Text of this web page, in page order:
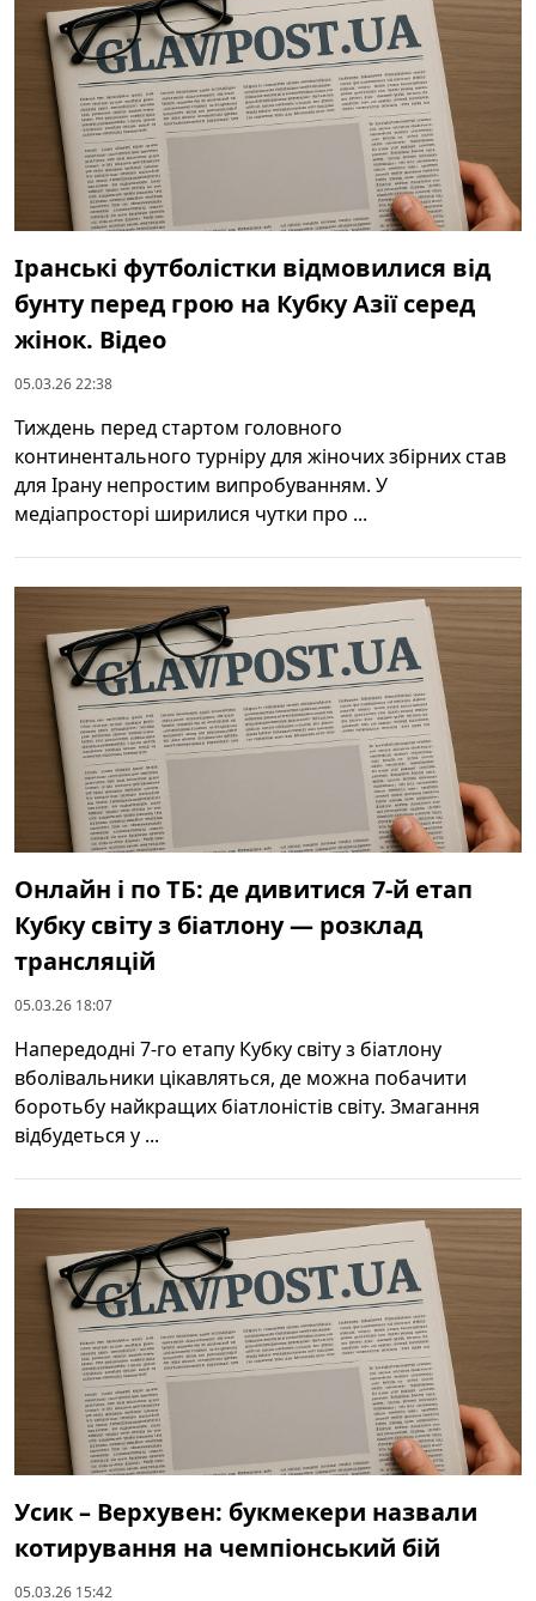
Іранські футболістки відмовилися від
бунту перед грою на Кубку Азії серед
жінок. Відео
05.03.26 22:38
Тиждень перед стартом головного
континентального турніру для жіночих збірних став
для Ірану непростим випробуванням. У
медіапросторі ширилися чутки про ...
Онлайн і по ТБ: де дивитися 7-й етап
Кубку світу з біатлону — розклад
трансляцій
05.03.26 18:07
Напередодні 7-го етапу Кубку світу з біатлону
вболівальники цікавляться, де можна побачити
боротьбу найкращих біатлоністів світу. Змагання
відбудеться у ...
Усик – Верхувен: букмекери назвали
котирування на чемпіонський бій
05.03.26 15:42